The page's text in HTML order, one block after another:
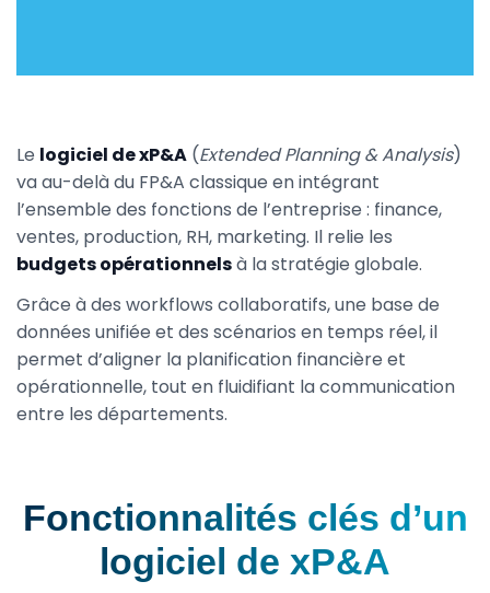
Le logiciel de xP&A (Extended Planning & Analysis)
va au-delà du FP&A classique en intégrant
l’ensemble des fonctions de l’entreprise : finance,
ventes, production, RH, marketing. Il relie les
budgets opérationnelsà la stratégie globale.
Grâce à des workflows collaboratifs, une base de
données unifiée et des scénarios en temps réel, il
permet d’aligner la planification financière et
opérationnelle, tout en fluidifiant la communication
entre les départements.
Fonctionnalités clés d’un
logiciel de xP&A